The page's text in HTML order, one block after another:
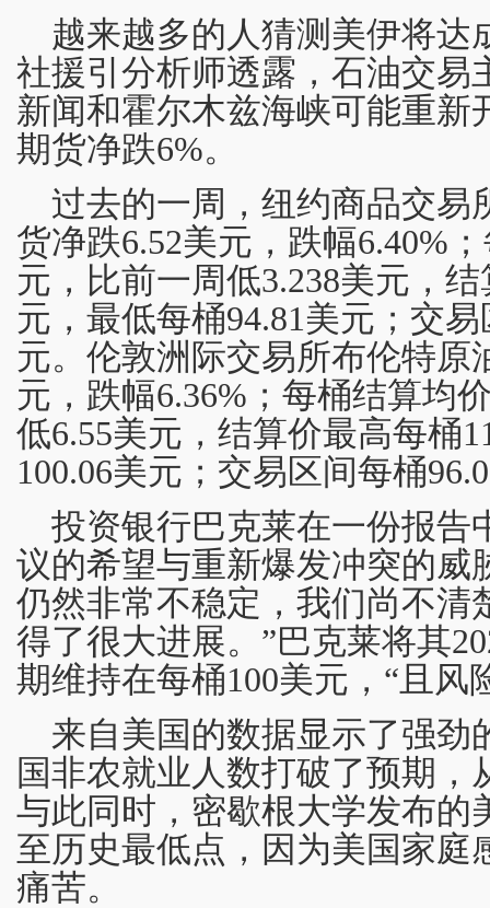
越来越多的人猜测美伊将达
社援引分析师透露，石油交易
新闻和霍尔木兹海峡可能重新
期货净跌6%。
过去的一周，纽约商品交易
货净跌6.52美元，跌幅6.40%
元，比前一周低3.238美元，
元，最低每桶94.81美元；交
元。伦敦洲际交易所布伦特原
元，跌幅6.36%；每桶结算均
低6.55美元，结算价最高每桶
100.06美元；交易区间每桶
投资银行巴克莱在一份报告
议的希望与重新爆发冲突的威
仍然非常不稳定，我们尚不清
得了很大进展。”巴克莱将其
期维持在每桶100美元，“且风
来自美国的数据显示了强劲
国非农就业人数打破了预期，
与此同时，密歇根大学发布的
至历史最低点，因为美国家庭
痛苦。